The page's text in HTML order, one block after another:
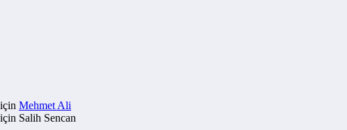
için Mehmet Ali
için Salih Sencan